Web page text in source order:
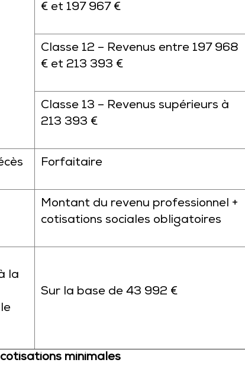
€ et 197 967 €
Classe 12 – Revenus entre 197 968
€ et 213 393 €
Classe 13 – Revenus supérieurs à
213 393 €
Forfaitaire
Montant du revenu professionnel +
cotisations sociales obligatoires
la
Sur la base de 43 992 €
minimales